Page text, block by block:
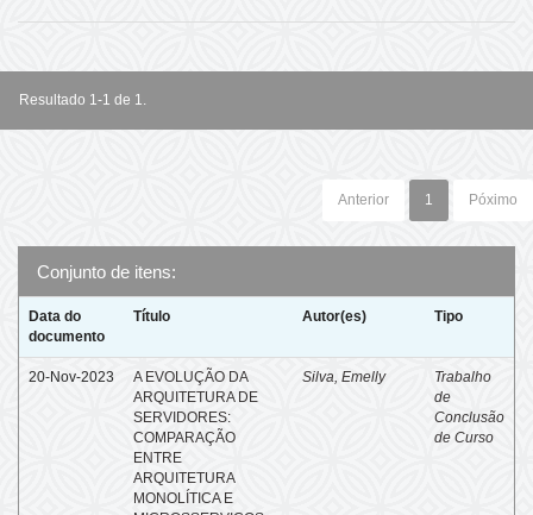
Resultado 1-1 de 1.
Anterior 1 Póximo
Conjunto de itens:
Data do
documento
Título Autor(es) Tipo
20-Nov-2023
A EVOLUÇÃO DA
ARQUITETURA DE
SERVIDORES:
COMPARAÇÃO
ENTRE
ARQUITETURA
MONOLÍTICA E
Silva, Emelly
Trabalho
de
Conclusão
de Curso